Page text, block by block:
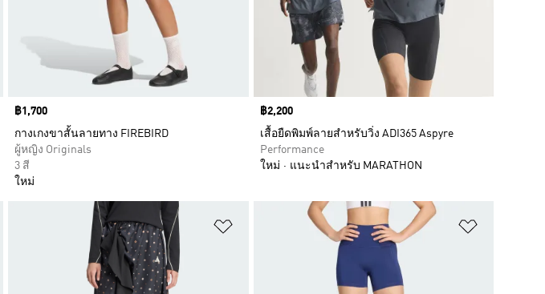
Price
฿1,700
กางเกงขาสั้นลายทาง FIREBIRD
ผู้หญิง Originals
3 สี
ใหม่
Price
฿2,200
เสื้อยืดพิมพ์ลายสำหรับวิ่ง ADI365 Aspyre
Performance
ใหม่
แนะนำสำหรับ MARATHON
พิ่มไปยังรายการสินค้าโปรด เพิ่มไปยังรายการสินค้าโปรด